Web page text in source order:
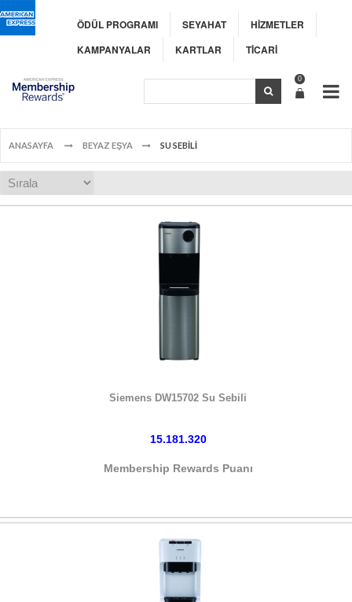
ÖDÜL PROGRAMI SEYAHAT
HİZMETLER
KAMPANYALAR
KARTLAR TİCARİ
0
ANASAYFA BEYAZ EŞYA SU SEBİLİ
Siemens DW15702 Su Sebili
15.181.320
Membership Rewards Puanı